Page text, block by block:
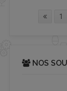
1
NOS